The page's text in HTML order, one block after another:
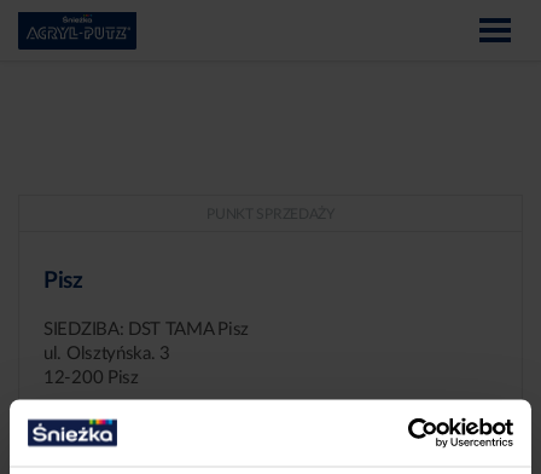
Pisz
SIEDZIBA: DST TAMA Pisz
ul. Olsztyńska. 3
12-200 Pisz